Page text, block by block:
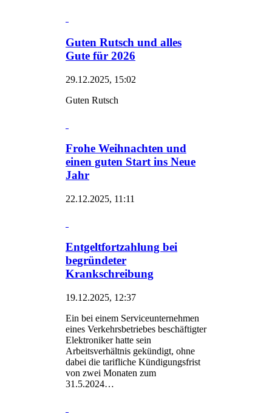
Guten Rutsch und alles
Gute für 2026
29.12.2025, 15:02
Guten Rutsch
Frohe Weihnachten und
einen guten Start ins Neue
Jahr
22.12.2025, 11:11
Entgeltfortzahlung bei
begründeter
Krankschreibung
19.12.2025, 12:37
Ein bei einem Serviceunternehmen
eines Verkehrsbetriebes beschäftigter
Elektroniker hatte sein
Arbeitsverhältnis gekündigt, ohne
dabei die tarifliche Kündigungsfrist
von zwei Monaten zum
31.5.2024…